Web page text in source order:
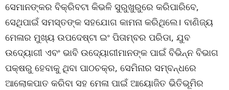
ସେମାନଙ୍କର ବିକ୍ରିବଟା କିଭଳି ସୁରୁଖୁରୁରେ କରିପାରିବେ,
ସେଥିପାଇଁ ସମସ୍ତଙ୍କ ସହଯୋଗ କାମନା କରିଥିଲେ। ବାଣିଜ୍ୟ
ମେଳାର ମୁଖ୍ୟ ଉପଦେଷ୍ଟା ଇଂ ପିତାମ୍ବର ପରିଡା, ଯୁବ
ଉଦ୍ୟୋଗୀ ଏବଂ ଭାବି ଉଦ୍ୟୋଗୀମାନଙ୍କ ପାଇଁ ବିଭିନ୍ନ ବିଭାଗ
ପକ୍ଷରୁ ହେବାକୁ ଥିବା ପାଠଚକ୍ର, ସେମିନାର ସମ୍ବନ୍ଧରେ
ଆଲୋକପାତ କରିବା ସହ ମେଳା ପାଇଁ ଆୟୋଜିତ ଭିତିଭୂମିର